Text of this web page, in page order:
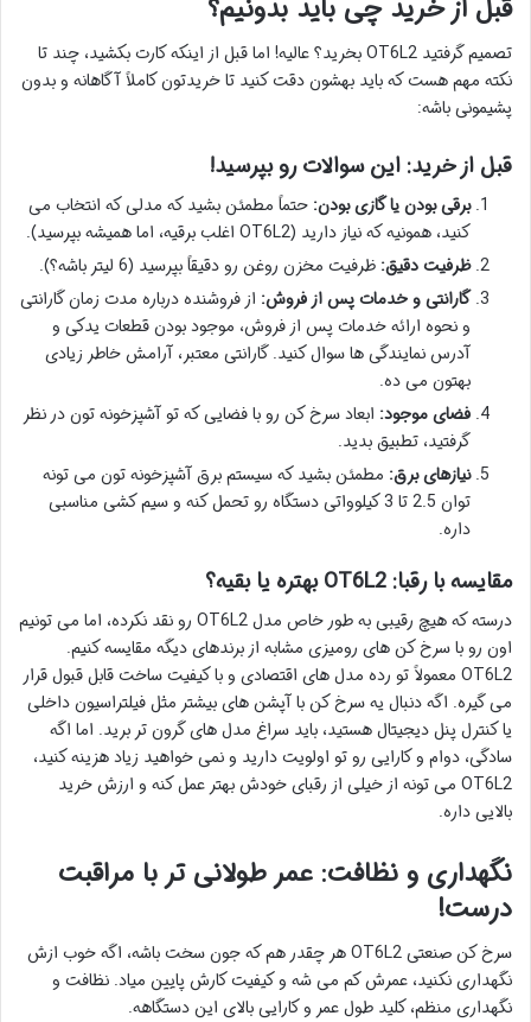
قبل از خرید چی باید بدونیم؟
تصمیم گرفتید OT6L2 بخرید؟ عالیه! اما قبل از اینکه کارت بکشید، چند تا
نکته مهم هست که باید بهشون دقت کنید تا خریدتون کاملاً آگاهانه و بدون
پشیمونی باشه:
قبل از خرید: این سوالات رو بپرسید!
برقی بودن یا گازی بودن: حتماً مطمئن بشید که مدلی که انتخاب می
کنید، همونیه که نیاز دارید (OT6L2 اغلب برقیه، اما همیشه بپرسید).
ظرفیت دقیق: ظرفیت مخزن روغن رو دقیقاً بپرسید (6 لیتر باشه؟).
گارانتی و خدمات پس از فروش: از فروشنده درباره مدت زمان گارانتی
و نحوه ارائه خدمات پس از فروش، موجود بودن قطعات یدکی و
آدرس نمایندگی ها سوال کنید. گارانتی معتبر، آرامش خاطر زیادی
بهتون می ده.
فضای موجود: ابعاد سرخ کن رو با فضایی که تو آشپزخونه تون در نظر
گرفتید، تطبیق بدید.
نیازهای برق: مطمئن بشید که سیستم برق آشپزخونه تون می تونه
توان 2.5 تا 3 کیلوواتی دستگاه رو تحمل کنه و سیم کشی مناسبی
داره.
مقایسه با رقبا: OT6L2 بهتره یا بقیه؟
درسته که هیچ رقیبی به طور خاص مدل OT6L2 رو نقد نکرده، اما می تونیم
اون رو با سرخ کن های رومیزی مشابه از برندهای دیگه مقایسه کنیم.
OT6L2 معمولاً تو رده مدل های اقتصادی و با کیفیت ساخت قابل قبول قرار
می گیره. اگه دنبال یه سرخ کن با آپشن های بیشتر مثل فیلتراسیون داخلی
یا کنترل پنل دیجیتال هستید، باید سراغ مدل های گرون تر برید. اما اگه
سادگی، دوام و کارایی رو تو اولویت دارید و نمی خواهید زیاد هزینه کنید،
OT6L2 می تونه از خیلی از رقبای خودش بهتر عمل کنه و ارزش خرید
بالایی داره.
نگهداری و نظافت: عمر طولانی تر با مراقبت
درست!
سرخ کن صنعتی OT6L2 هر چقدر هم که جون سخت باشه، اگه خوب ازش
نگهداری نکنید، عمرش کم می شه و کیفیت کارش پایین میاد. نظافت و
نگهداری منظم، کلید طول عمر و کارایی بالای این دستگاهه.